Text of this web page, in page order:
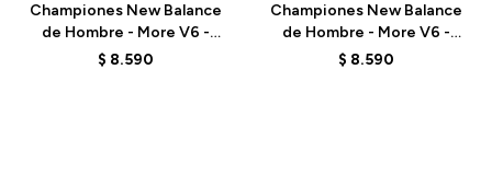
Championes New Balance
de Hombre - More V6 -
MMOR98J - GREY
$ 8.590
Championes New Balance
de Hombre - More V6 -
MMORLA6 - BLACK
$ 8.590